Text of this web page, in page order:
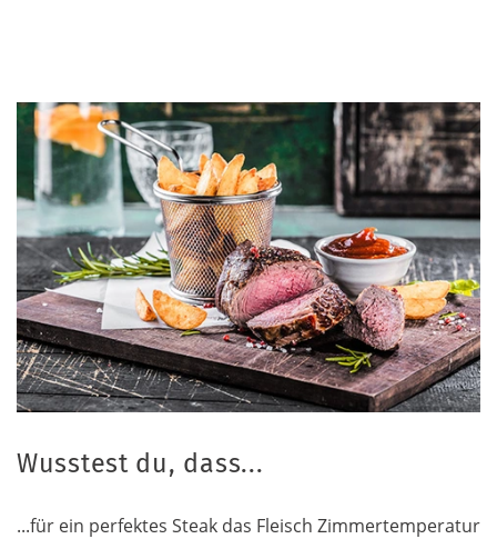
Wusstest du, dass...
...für ein perfektes Steak das Fleisch Zimmertemperatur